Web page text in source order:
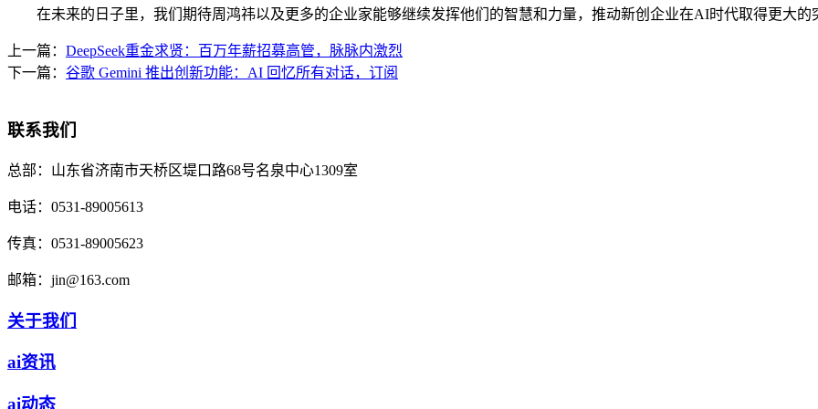
在未来的日子里，我们期待周鸿祎以及更多的企业家能够继续发挥他们的智慧和力量，推动新创企业在AI时代取得更大的
上一篇： DeepSeek重金求贤：百万年薪招募高管，脉脉内激烈
下一篇： 谷歌 Gemini 推出创新功能：AI 回忆所有对话，订阅
联系我们
总部： 山东省济南市天桥区堤口路68号名泉中心1309室
电话： 0531-89005613
传真： 0531-89005623
邮箱： jin@163.com
关于我们
ai资讯
ai动态